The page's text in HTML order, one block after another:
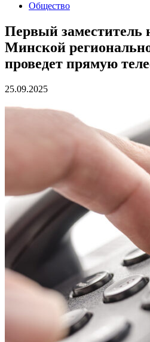
Общество
Первый заместитель
Минской
проведет прямую
25.09.2025